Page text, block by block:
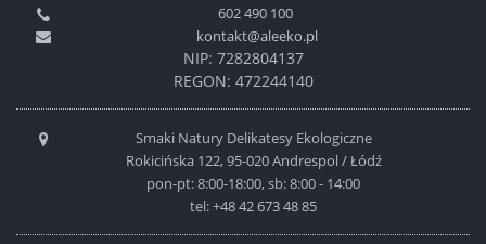
602 490 100
kontakt@aleeko.pl
NIP: 7282804137
REGON: 472244140
Smaki Natury Delikatesy Ekologiczne
Rokicińska 122, 95-020 Andrespol / Łódź
pon-pt: 8:00-18:00, sb: 8:00 - 14:00
tel:+48 42 673 48 85